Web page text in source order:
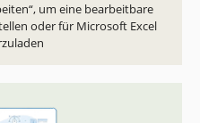
um eine bearbeitbare
oder für Microsoft Excel